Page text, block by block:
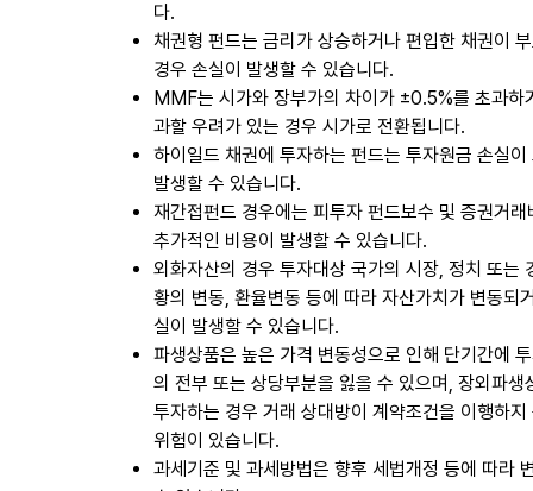
다.
채권형 펀드는 금리가 상승하거나 편입한 채권이
경우 손실이 발생할 수 있습니다.
MMF는 시가와 장부가의 차이가 ±0.5%를 초과하
과할 우려가 있는 경우 시가로 전환됩니다.
하이일드 채권에 투자하는 펀드는 투자원금 손실이
발생할 수 있습니다.
재간접펀드 경우에는 피투자 펀드보수 및 증권거래
추가적인 비용이 발생할 수 있습니다.
외화자산의 경우 투자대상 국가의 시장, 정치 또는
황의 변동, 환율변동 등에 따라 자산가치가 변동되
실이 발생할 수 있습니다.
파생상품은 높은 가격 변동성으로 인해 단기간에
의 전부 또는 상당부분을 잃을 수 있으며, 장외파생
투자하는 경우 거래 상대방이 계약조건을 이행하지
위험이 있습니다.
과세기준 및 과세방법은 향후 세법개정 등에 따라